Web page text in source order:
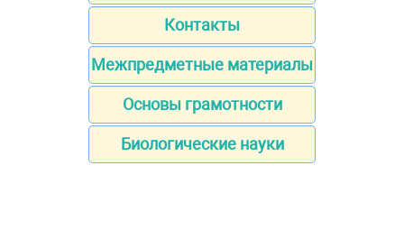
Контакты
Межпредметные материалы
Основы грамотности
Биологические науки